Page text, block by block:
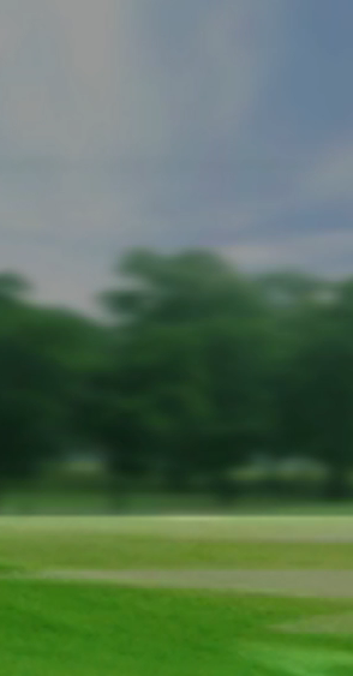
cách điểm rơi và điểm dừng